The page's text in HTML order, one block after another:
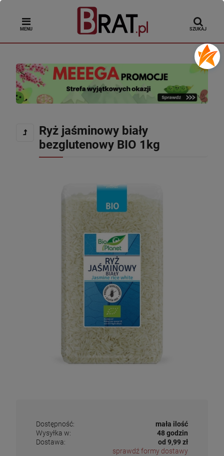
MENU SZUKAJ
Ryż jaśminowy biały
bezglutenowy BIO 1kg
Dostępność:
mała ilość
Wysyłka w:
48 godzin
Dostawa:
od 9,99 zł
sprawdź formy dostawy